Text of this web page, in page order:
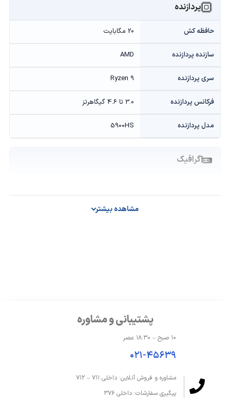
پردازنده
حافظه کش 20 مگابایت
سازنده پردازنده AMD
سری پردازنده Ryzen 9
فرکانس پردازنده 3.0 تا 4.6 گیگاهرتز
مدل پردازنده 5900HS
گرافیک
NVIDIA
ظرفیت حافظه رم 16 گیگابایت
نوع حافظه داخلی SSD
نوع حافظه رم DDR4
مشاهده بیشتر
پشتیبانی و مشاوره
۱۰ صبح – ۱۸:۳۰ عصر
۰۲۱-۴۵۶۳۹
مشاوره و فروش آنلاین: داخلی ۷۱۱ – ۷۱۲
پیگیری سفارشات: داخلی ۳۷۶